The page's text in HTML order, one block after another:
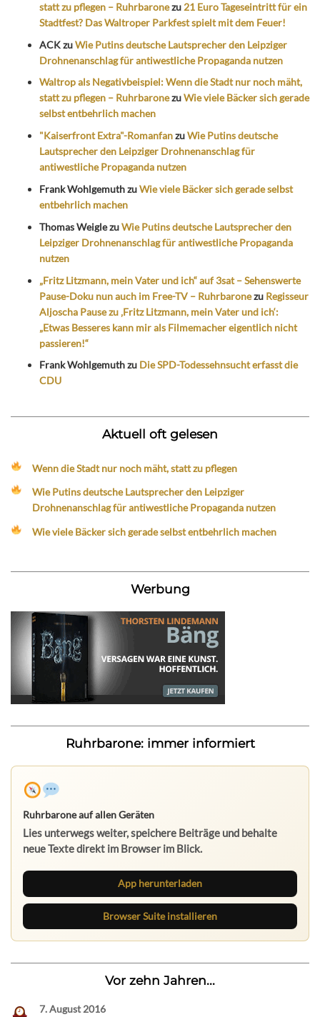
statt zu pflegen – Ruhrbaronezu 21 Euro Tageseintritt für ein
Stadtfest? Das Waltroper Parkfest spielt mit dem Feuer!
ACKzuWie Putins deutsche Lautsprecher den Leipziger
Drohnenanschlag für antiwestliche Propaganda nutzen
Waltrop als Negativbeispiel: Wenn die Stadt nur noch mäht,
statt zu pflegen – RuhrbaronezuWie viele Bäcker sich gerade
selbst entbehrlich machen
"Kaiserfront Extra"-RomanfanzuWie Putins deutsche
Lautsprecher den Leipziger Drohnenanschlag für
antiwestliche Propaganda nutzen
Frank WohlgemuthzuWie viele Bäcker sich gerade selbst
entbehrlich machen
Thomas WeiglezuWie Putins deutsche Lautsprecher den
Leipziger Drohnenanschlag für antiwestliche Propaganda
nutzen
„Fritz Litzmann, mein Vater und ich“ auf 3sat – Sehenswerte
Pause-Doku nun auch im Free-TV – Ruhrbaronezu Regisseur
Aljoscha Pause zu ‚Fritz Litzmann, mein Vater und ich‘:
„Etwas Besseres kann mir als Filmemacher eigentlich nicht
passieren!“
Frank Wohlgemuthzu Die SPD-Todessehnsucht erfasst die
CDU
Aktuell oft gelesen
Wenn die Stadt nur noch mäht, statt zu pflegen
Wie Putins deutsche Lautsprecher den Leipziger
Drohnenanschlag für antiwestliche Propaganda nutzen
Wie viele Bäcker sich gerade selbst entbehrlich machen
Werbung
Ruhrbarone: immer informiert
Ruhrbarone auf allen Geräten
Lies unterwegs weiter, speichere Beiträge und behalte
neue Texte direkt im Browser im Blick.
App herunterladen
Browser Suite installieren
Vor zehn Jahren...
7. August 2016